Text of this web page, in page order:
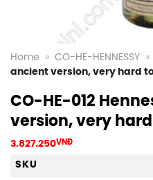
Home » CO-HE-HENNESSY »
ancient version, very hard
CO-HE-012
version, very
3.827.250VNĐ
SKU